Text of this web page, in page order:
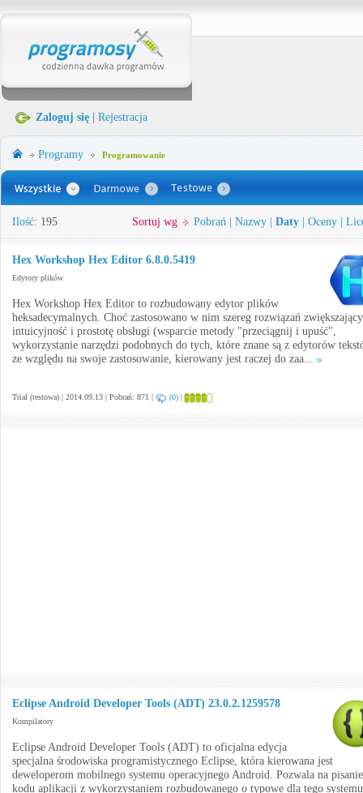
Zaloguj się Rejestracja
Programy Programowanie
Ilość: 195 Sortuj wg Pobrań Nazwy Daty Oceny
Hex Workshop Hex Editor 6.8.0.5419
Edytory plików
Hex Workshop Hex Editor to rozbudowany edytor plików
heksadecymalnych. Choć zastosowano w nim szereg rozwiązań
intuicyjność i prostotę obsługi (wsparcie metody "przeciągnij i upuść",
wykorzystanie narzędzi podobnych do tych, które znane są z edytorów
ze względu na swoje zastosowanie, kierowany jest raczej do zaa...
Trial (testowa) | 2014.09.13 | Pobrań: 871 | (0) |
Eclipse Android Developer Tools (ADT) 23.0.2.1259578
Kompilatory
Eclipse Android Developer Tools (ADT) to oficjalna edycja
specjalna środowiska programistycznego Eclipse, która kierowana jest
deweloperom mobilnego systemu operacyjnego Android. Pozwala na pisanie
kodu aplikacji z wykorzystaniem rozbudowanego o typowe dla tego systemu